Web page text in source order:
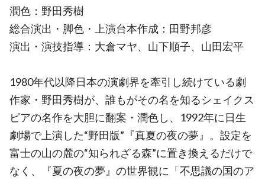
潤色：野田秀樹
総合演出・脚色・上演台本作成：田野邦彦
演出・演技指導：大倉マヤ、山下順子、山田宏平
1980年代以降日本の演劇界を牽引し続けている劇
作家・野田秀樹が、誰もがその名を知るシェイクス
ピアの名作を大胆に翻案・潤色し、1992年に日生
劇場で上演した“野田版”『真夏の夜の夢』。設定を
富士の山の麓の“知られざる森”に置き換えるだけで
なく、『夏の夜の夢』の世界観に「不思議の国のア